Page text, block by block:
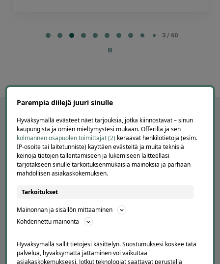
3 / 60
Peruuta tilaus
Kuinka Offerilla toimii
Usein kysytyt kysymykset
Suosittele Offerillaa
Parempia diilejä juuri sinulle
Hyväksymällä evästeet näet tarjouksia, jotka kiinnostavat – sinun
kaupungista ja omien mieltymystesi mukaan. Offerilla ja sen
kolmannen osapuolen toimittajat (2) keräävät henkilötietoja (esim.
IP-osoite tai laitetunniste) käyttäen evästeitä ja muita teknisiä
keinoja tietojen tallentamiseen ja lukemiseen laitteellasi
tarjotakseen sinulle tarkoituksenmukaisia mainoksia ja parhaan
mahdollisen asiakaskokemuksen.
Tarkoitukset
Mainonnan ja sisällön mittaaminen
Kohdennettu mainonta
Hyväksymällä sallit tietojesi käsittelyn. Suostumuksesi koskee tätä
palvelua, hyväksymättä jättäminen voi vaikuttaa
asiakaskokemukseesi. Jotkut teknologiat saattavat perustella